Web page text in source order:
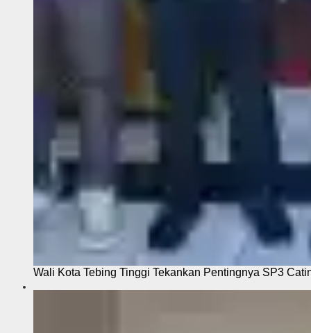
Wali Kota Tebing Tinggi Tekankan Pentingnya SP3